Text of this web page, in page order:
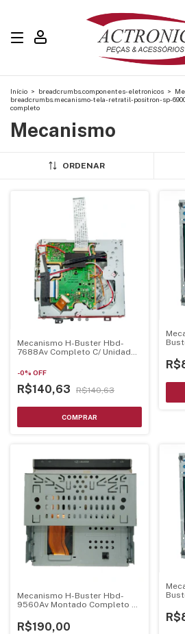
Início > breadcrumbs.componentes-eletronicos >
breadcrumbs.mecanismo-tela-retratil-positron-sp-
completo
Mecanismo
ORDENAR
Mecanismo H-Buster Hbd-
7688Av Completo C/ Unidade
-0% OFF
R$140,63 R$140,63
Mecanismo H-Buster Hbd-
9560Av Montado Completo C/
R$190,00